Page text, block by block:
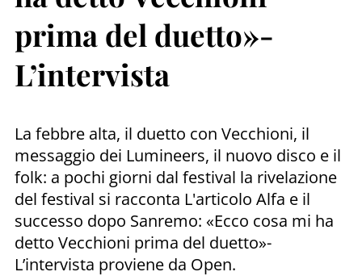
prima del duetto»-
L’intervista
La febbre alta, il duetto con Vecchioni, il
messaggio dei Lumineers, il nuovo disco e il
folk: a pochi giorni dal festival la rivelazione
del festival si racconta L'articolo Alfa e il
successo dopo Sanremo: «Ecco cosa mi ha
detto Vecchioni prima del duetto»-
L’intervista proviene da Open.